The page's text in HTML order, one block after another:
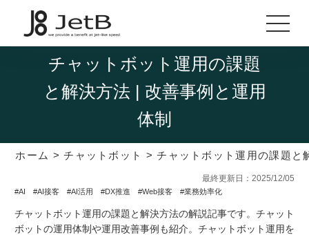
チャットボット運用の課題
と解決方法 | 改善事例と運用
体制
ホーム >チャットボット >チャットボット運用の課題
最終更新日：2025/12/05
#AI #AI接客 #AI活用 #DX推進 #Web接客 #業務効率化
チャットボット運用の課題と解決方法の解説記事です。チャット
ボットの運用体制や運用改善事例も紹介。チャットボット運用を